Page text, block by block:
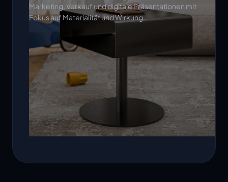
Marketing, Verkauf und digitale Präsentationen mit
Fokus auf Materialität und Wirkung.